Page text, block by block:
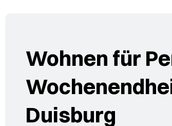
Wohnen für
Duisburg